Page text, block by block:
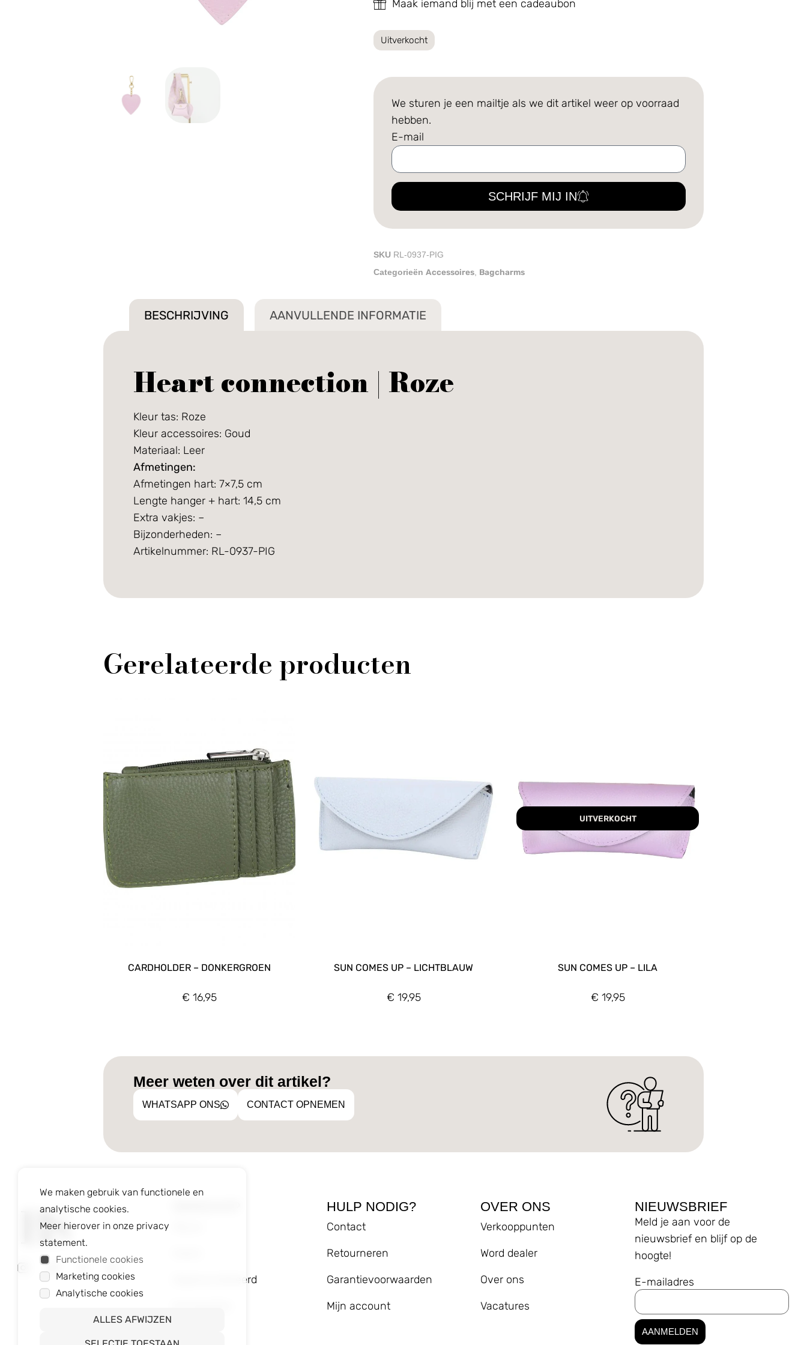
Maak iemand blij met een cadeaubon
Uitverkocht
We sturen je een mailtje als we dit artikel weer op voorraad
hebben.
E-mail
SCHRIJF MIJ IN
SKU RL-0937-PIG
Categorieën Accessoires Bagcharms
BESCHRIJVING AANVULLENDE INFORMATIE
Heart connection | Roze
Kleur tas: Roze
Kleur accessoires: Goud
Materiaal: Leer
Afmetingen:
Afmetingen hart: 7×7,5 cm
Lengte hanger + hart: 14,5 cm
Extra vakjes: –
Bijzonderheden: –
Artikelnummer: RL-0937-PIG
Gerelateerde producten
CARDHOLDER – DONKERGROEN
€ 16,95
SUN COMES UP – LICHTBLAUW
€ 19,95
UITVERKOCHT
SUN COMES UP – LILA
€ 19,95
Meer weten over dit artikel?
WHATSAPP ONS CONTACT OPNEMEN
Gepersonaliseerd
HULP NODIG?
Contact
Retourneren
Garantievoorwaarden
Mijn account
OVER ONS
Verkooppunten
Word dealer
Over ons
Vacatures
NIEUWSBRIEF
Meld je aan voor de
nieuwsbrief en blijf op de
hoogte!
E-mailadres
We maken gebruik van functionele en
analytische cookies.
Meer hierover in onze privacy
statement.
Functionele cookies
Marketing cookies
Analytische cookies
ALLES AFWIJZEN